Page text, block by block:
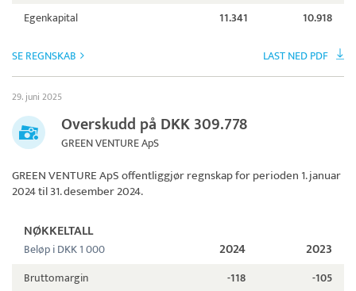
Egenkapital
11.341 10.918
SE REGNSKAB LAST NED PDF
29. juni 2025
Overskudd på DKK 309.778
GREEN VENTURE ApS
GREEN VENTURE ApSoffentliggjør regnskap for perioden 1. januar
2024 til 31. desember 2024.
NØKKELTALL
Beløp i DKK 1 000 2024 2023
Bruttomargin -118
-105